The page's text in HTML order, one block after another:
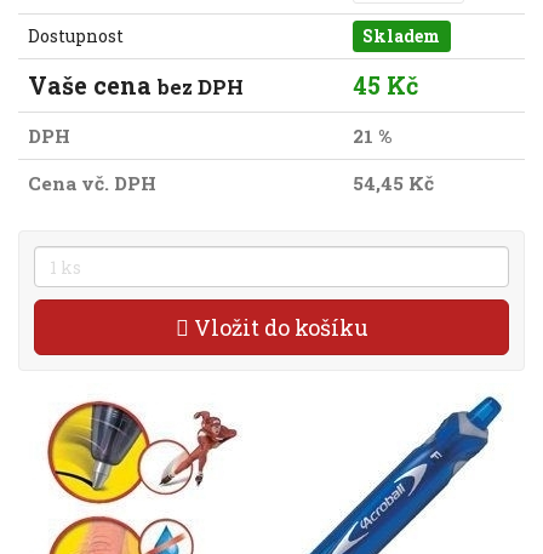
Dostupnost Skladem
Vaše cena bez DPH 45 Kč
DPH
21 %
Cena vč. DPH
54,45 Kč
Vložit do košíku